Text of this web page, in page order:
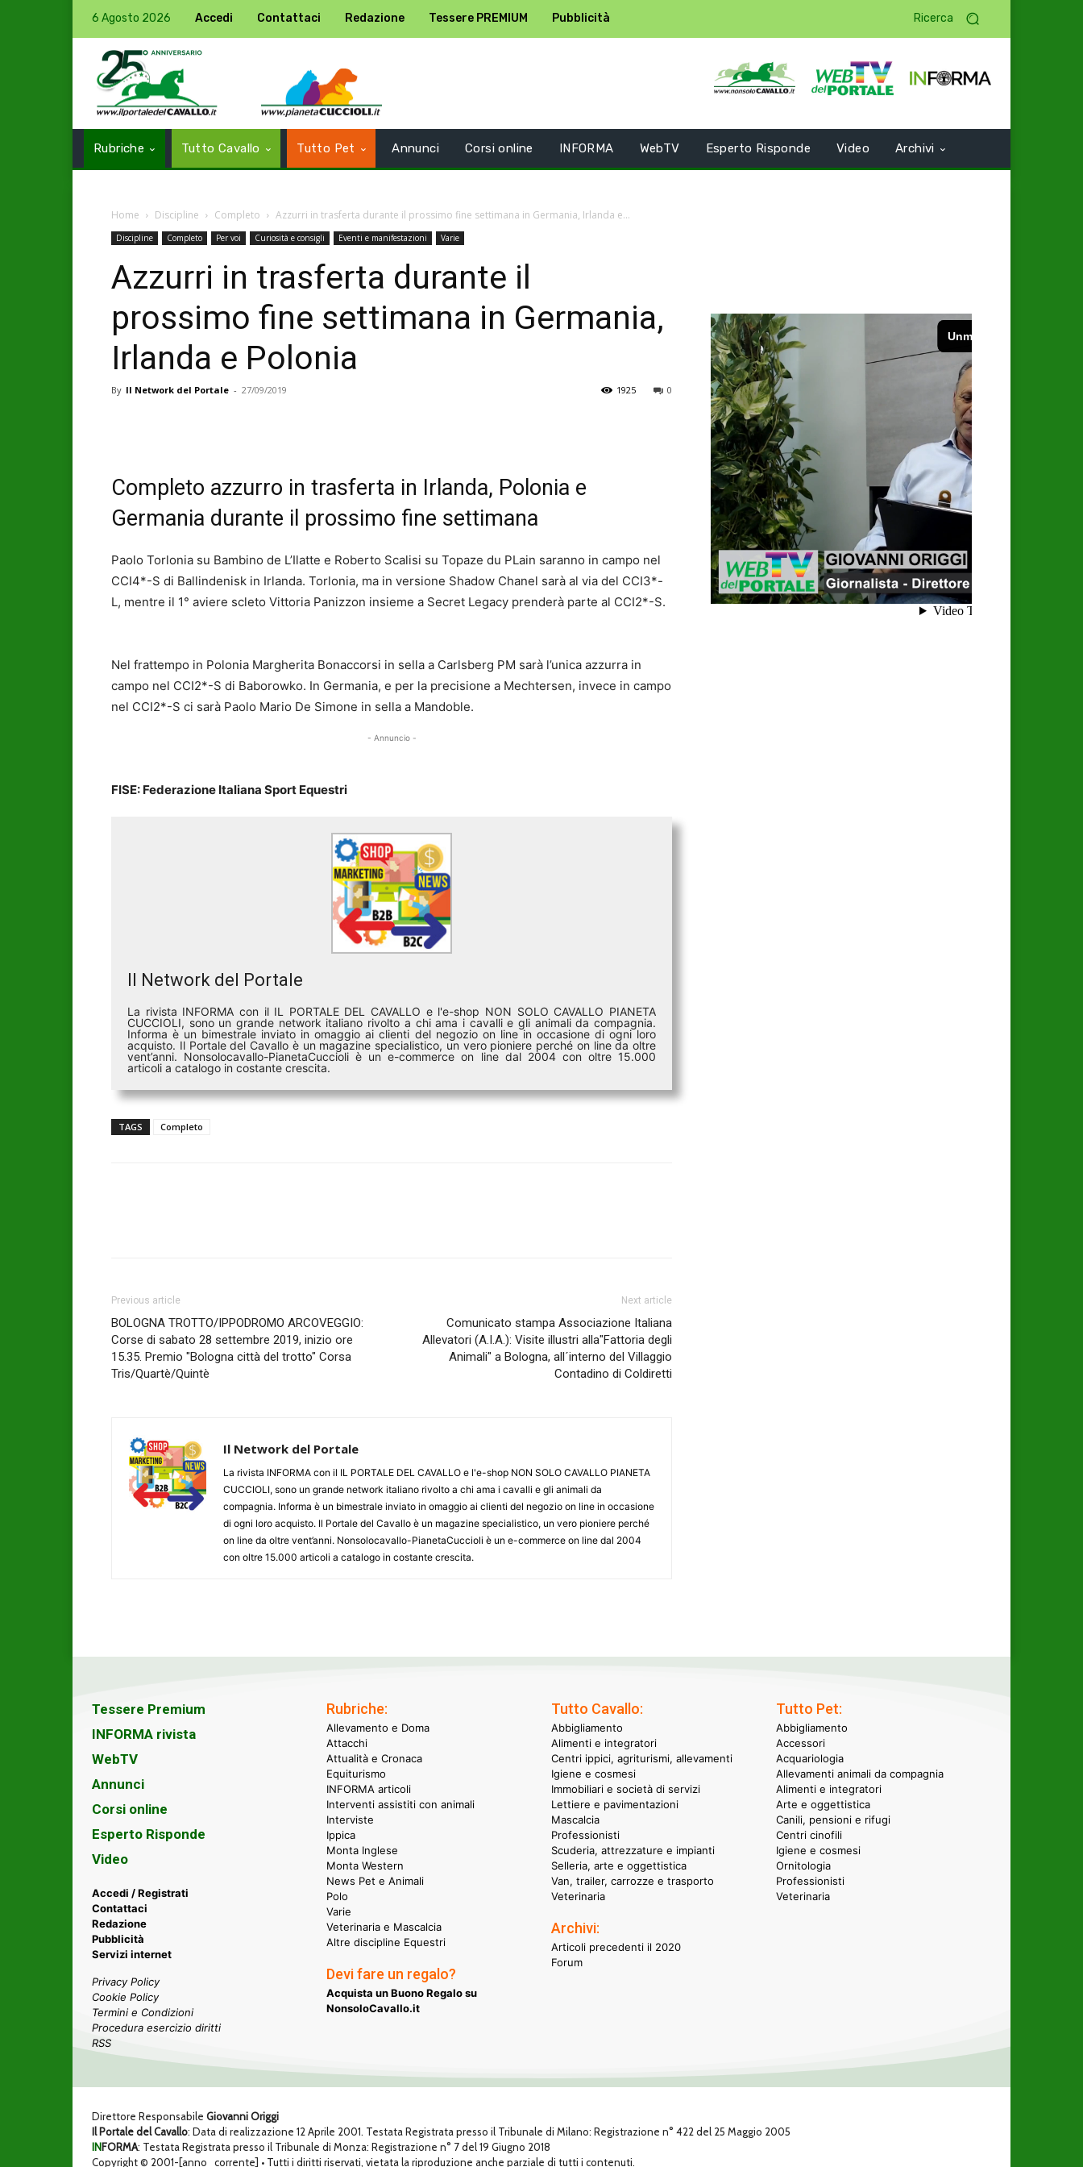
6 Agosto 2026 Accedi Contattaci Redazione Tessere PREMIUM Pubblicità Ricerca
Rubriche Tutto Cavallo Tutto Pet Annunci Corsi online INFORMA WebTV Esperto Risponde Video Archivi
Home Discipline Completo Azzurri in trasferta durante il prossimo fine settimana in Germania, Irlanda e...
Discipline Completo Per voi Curiosità e consigli Eventi e manifestazioni Varie
Azzurri in trasferta durante il
prossimo fine settimana in Germania,
Irlanda e Polonia
By Il Network del Portale - 27/09/2019 0
1925
Completo azzurro in trasferta in Irlanda, Polonia e
Germania durante il prossimo fine settimana
Paolo Torlonia su Bambino de L’Ilatte e Roberto Scalisi su Topaze du PLain saranno in campo nel
CCI4*-S di Ballindenisk in Irlanda. Torlonia, ma in versione Shadow Chanel sarà al via del CCI3*-
L, mentre il 1° aviere scleto Vittoria Panizzon insieme a Secret Legacy prenderà parte al CCI2*-S.
Nel frattempo in Polonia Margherita Bonaccorsi in sella a Carlsberg PM sarà l’unica azzurra in
campo nel CCI2*-S di Baborowko. In Germania, e per la precisione a Mechtersen, invece in campo
nel CCI2*-S ci sarà Paolo Mario De Simone in sella a Mandoble.
- Annuncio -
FISE: Federazione Italiana Sport Equestri
Il Network del Portale
La rivista INFORMA con il IL PORTALE DEL CAVALLO e l'e-shop NON SOLO CAVALLO PIANETA
CUCCIOLI, sono un grande network italiano rivolto a chi ama i cavalli e gli animali da compagnia.
Informa è un bimestrale inviato in omaggio ai clienti del negozio on line in occasione di ogni loro
acquisto. Il Portale del Cavallo è un magazine specialistico, un vero pioniere perché on line da oltre
vent’anni. Nonsolocavallo-PianetaCuccioli è un e-commerce on line dal 2004 con oltre 15.000
articoli a catalogo in costante crescita.
TAGS Completo
Previous article
BOLOGNA TROTTO/IPPODROMO ARCOVEGGIO:
Corse di sabato 28 settembre 2019, inizio ore
15.35. Premio "Bologna città del trotto" Corsa
Tris/Quartè/Quintè
Next article
Comunicato stampa Associazione Italiana
Allevatori (A.I.A.): Visite illustri alla"Fattoria degli
Animali" a Bologna, all´interno del Villaggio
Contadino di Coldiretti
Il Network del Portale
La rivista INFORMA con il IL PORTALE DEL CAVALLO e l'e-shop NON SOLO CAVALLO PIANETA
CUCCIOLI, sono un grande network italiano rivolto a chi ama i cavalli e gli animali da
compagnia. Informa è un bimestrale inviato in omaggio ai clienti del negozio on line in occasione
di ogni loro acquisto. Il Portale del Cavallo è un magazine specialistico, un vero pioniere perché
on line da oltre vent’anni. Nonsolocavallo-PianetaCuccioli è un e-commerce on line dal 2004
con oltre 15.000 articoli a catalogo in costante crescita.
Tessere Premium
INFORMA rivista
WebTV
Annunci
Corsi online
Esperto Risponde
Video
Accedi / Registrati
Contattaci
Redazione
Pubblicità
Servizi internet
Privacy Policy
Cookie Policy
Termini e Condizioni
Procedura esercizio diritti
RSS
Rubriche:
Allevamento e Doma
Attacchi
Attualità e Cronaca
Equiturismo
INFORMA articoli
Interventi assistiti con animali
Interviste
Ippica
Monta Inglese
Monta Western
News Pet e Animali
Polo
Varie
Veterinaria e Mascalcia
Altre discipline Equestri
Devi fare un regalo?
Acquista un Buono Regalo su
NonsoloCavallo.it
Tutto Cavallo:
Abbigliamento
Alimenti e integratori
Centri ippici, agriturismi, allevamenti
Igiene e cosmesi
Immobiliari e società di servizi
Lettiere e pavimentazioni
Mascalcia
Professionisti
Scuderia, attrezzature e impianti
Selleria, arte e oggettistica
Van, trailer, carrozze e trasporto
Veterinaria
Archivi:
Articoli precedenti il 2020
Forum
Tutto Pet:
Abbigliamento
Accessori
Acquariologia
Allevamenti animali da compagnia
Alimenti e integratori
Arte e oggettistica
Canili, pensioni e rifugi
Centri cinofili
Igiene e cosmesi
Ornitologia
Professionisti
Veterinaria
Direttore Responsabile Giovanni Origgi
Il Portale del Cavallo: Data di realizzazione 12 Aprile 2001. Testata Registrata presso il Tribunale di Milano: Registrazione n° 422 del 25 Maggio 2005
INFORMA: Testata Registrata presso il Tribunale di Monza: Registrazione n° 7 del 19 Giugno 2018
Copyright © 2001-[anno_corrente] • Tutti i diritti riservati, vietata la riproduzione anche parziale di tutti i contenuti.